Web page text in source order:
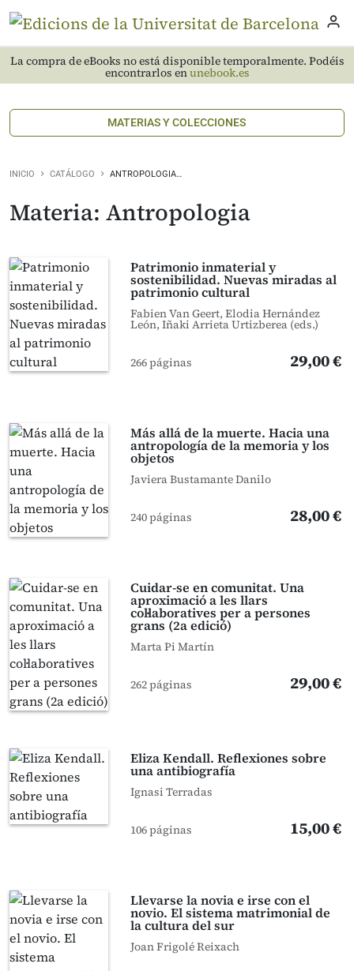
La compra de eBooks no está disponible temporalmente. Podéis
encontrarlos enunebook.es
MATERIAS Y COLECCIONES
INICIO CATÁLOGO ANTROPOLOGIA…
Materia: Antropologia
Patrimonio inmaterial y
sostenibilidad. Nuevas miradas al
patrimonio cultural
Fabien Van Geert, Elodia Hernández
León, Iñaki Arrieta Urtizberea (eds.)
266 páginas 29,00 €
Más allá de la muerte. Hacia una
antropología de la memoria y los
objetos
Javiera Bustamante Danilo
240 páginas 28,00 €
Cuidar-se en comunitat. Una
aproximació a les llars
col·laboratives per a persones
grans (2a edició)
Marta Pi Martín
262 páginas 29,00 €
Eliza Kendall. Reflexiones sobre
una antibiografía
Ignasi Terradas
106 páginas 15,00 €
Llevarse la novia e irse con el
novio. El sistema matrimonial de
la cultura del sur
Joan Frigolé Reixach